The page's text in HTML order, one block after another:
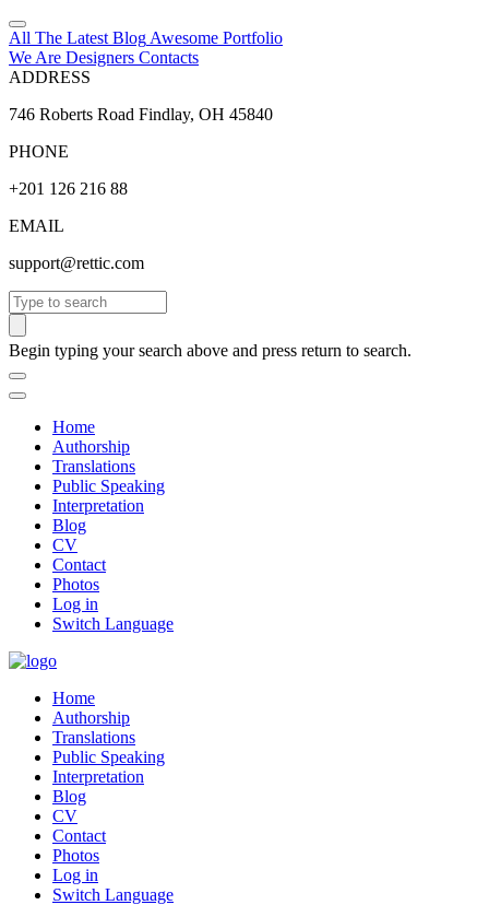
All The Latest Blog Awesome Portfolio
We Are Designers Contacts
ADDRESS
746 Roberts Road Findlay, OH 45840
PHONE
+201 126 216 88
EMAIL
support@rettic.com
Search
Begin typing your search above and press return to search.
Home
Authorship
Translations
Public Speaking
Interpretation
Blog
CV
Contact
Photos
Log in
Switch Language
Home
Authorship
Translations
Public Speaking
Interpretation
Blog
CV
Contact
Photos
Log in
Switch Language